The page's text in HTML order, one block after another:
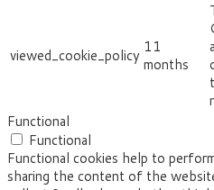
viewed_cookie_policy 11
months
Functional
Functional
Functional cookies help to
sharing the content of the